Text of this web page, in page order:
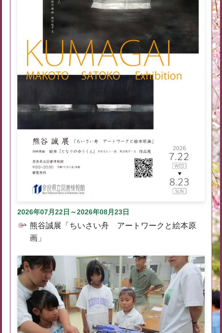
2026年07月22日～2026年08月23日
熊谷誠展「ちいさい舟 アートワークと絵本原
画」